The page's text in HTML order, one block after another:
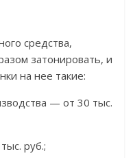
средства,
затонировать, и
на нее такие:
— от 30 тыс.
руб.;